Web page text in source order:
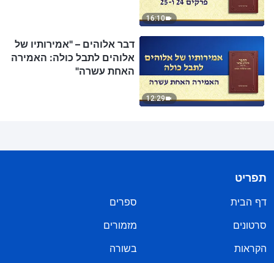
16:10
12:29
דבר אלוהים – "אמירותיו של
אלוהים לתבל כולה: האמירה
האחת עשרה"
תפריט
דף הבית
ספרים
סרטונים
מזמורים
הקראות
בשורה